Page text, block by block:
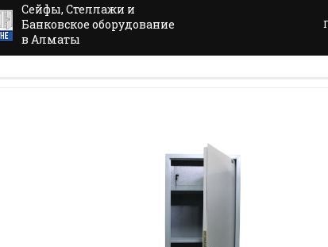
Сейфы, Стеллажи и
Банковское оборудование
в Алматы